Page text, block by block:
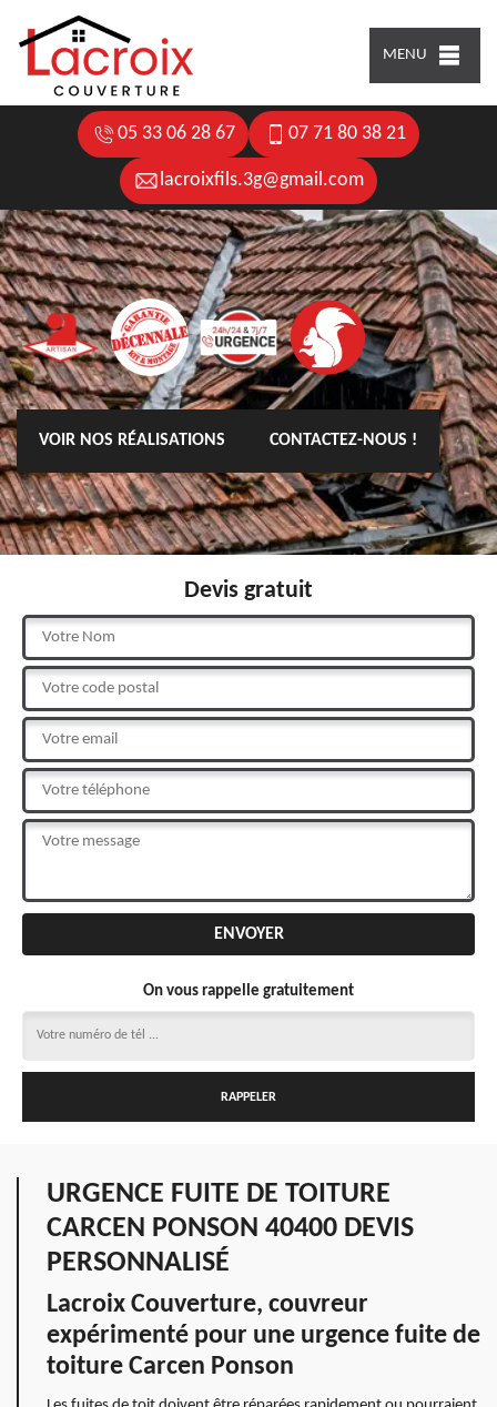
MENU
05 33 06 28 67 07 71 80 38 21
lacroixfils.3g@gmail.com
VOIR NOS RÉALISATIONS CONTACTEZ-NOUS !
Devis gratuit
On vous rappelle gratuitement
URGENCE FUITE DE TOITURE
CARCEN PONSON 40400 DEVIS
PERSONNALISÉ
Lacroix Couverture, couvreur
expérimenté pour une urgence fuite de
toiture Carcen Ponson